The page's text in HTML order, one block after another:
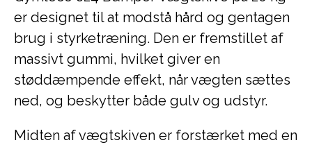
er designet til at modstå hård og gentagen
brug i styrketræning. Den er fremstillet af
massivt gummi, hvilket giver en
støddæmpende effekt, når vægten sættes
ned, og beskytter både gulv og udstyr.
Midten af vægtskiven er forstærket med en